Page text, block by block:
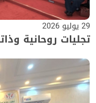
29 يوليو 2026
تجليات روحانية